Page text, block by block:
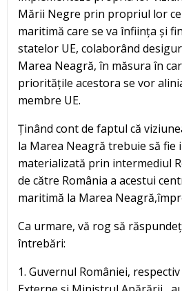
Mării Negre prin propriul lor
maritimă care se va înființa și
statelor UE, colaborând
Marea Neagră, în măsura în
prioritățile acestora se vor
membre UE.
Ținând cont de faptul că
la Marea Neagră trebuie să fie
materializată prin intermediul
de către România a acestui
maritimă la Marea
Ca urmare, vă rog să
întrebări:
1. Guvernul României,